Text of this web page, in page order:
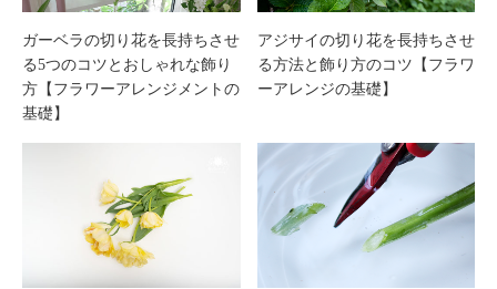
ガーベラの切り花を長持ちさせ
る5つのコツとおしゃれな飾り
方【フラワーアレンジメントの
基礎】
アジサイの切り花を長持ちさせ
る方法と飾り方のコツ【フラワ
ーアレンジの基礎】